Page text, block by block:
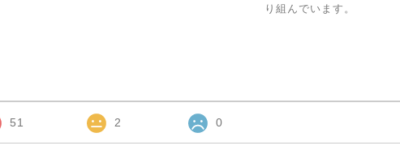
り組んでいます。
51 2 0